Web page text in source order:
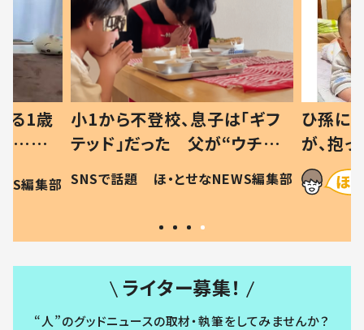
る1歳
…母
現行
編集部
小1から不登校、息子は「ギフ
テッド」だった 父が“ウチ給
食”を作り続ける理由とは #令
和の親 #令和の子
SNSで話題 ほ・とせなNEWS編集部
ひ孫に
が、抱
に「涙
方ない」
ライター募集！
“人”のグッドニュースの取材・執筆をしてみませんか？